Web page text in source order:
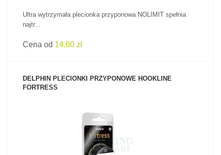
Ultra wytrzymała plecionka przyponowa NOLIMIT spełnia
najtr...
Cena od 14.00 zł
DELPHIN PLECIONKI PRZYPONOWE HOOKLINE
FORTRESS
ZOBACZ PRODUKT